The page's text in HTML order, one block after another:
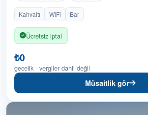
Gazimagosa Otelleri
Girne Otelleri
İstanbul Otelleri
İzmir Otelleri
Kahvaltı WiFi Bar
Ücretsiz iptal
₺0
gecelik · vergiler dahil değil
Müsaitlik gör